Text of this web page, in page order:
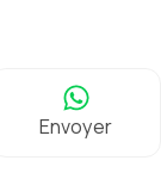
Envoyer